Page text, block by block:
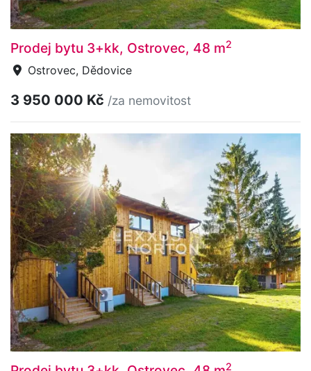
Prodej bytu 3+kk, Ostrovec, 48 m2
Ostrovec, Dědovice
3 950 000 Kč /za nemovitost
2